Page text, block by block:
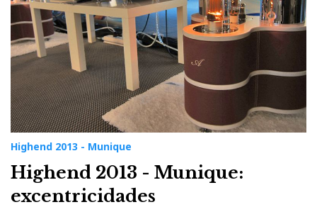
Highend 2013 - Munique
Highend 2013 - Munique:
excentricidades